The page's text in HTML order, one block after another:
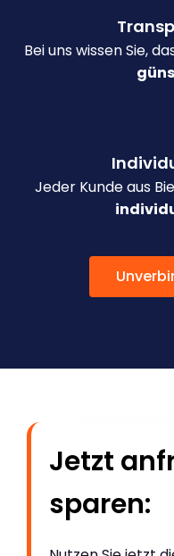
Bei uns wissen Sie,
Jeder Kunde aus
Jetzt
sparen: